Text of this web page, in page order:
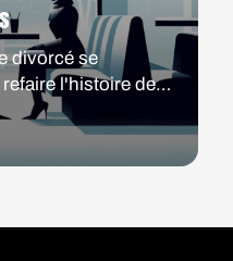
divorcé se
l'histoire de
Mais en